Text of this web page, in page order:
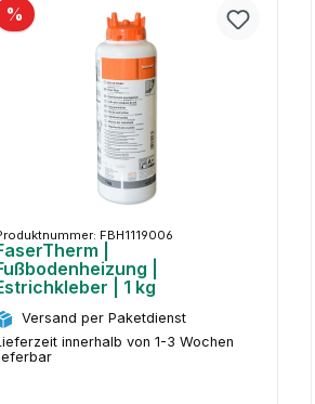
%
FBH1119006
|
|
| 1 kg
Versand per Paketdienst
innerhalb von 1-3 Wochen